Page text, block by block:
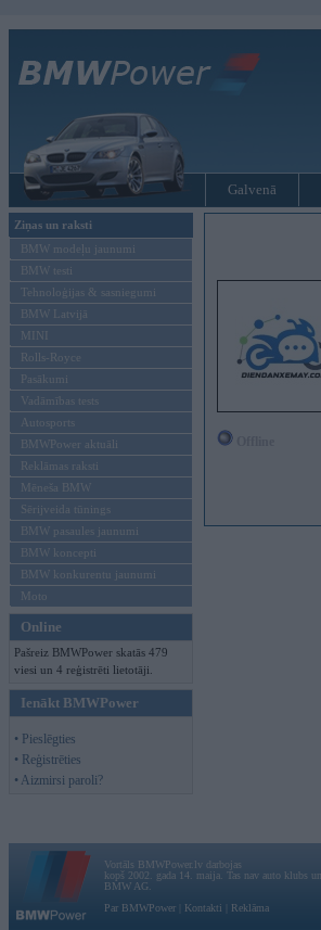
Galvenā
Ziņas un raksti
BMW modeļu jaunumi
BMW testi
Tehnoloģijas & sasniegumi
BMW Latvijā
MINI
Rolls-Royce
Pasākumi
Vadāmības tests
Autosports
BMWPower aktuāli
Reklāmas raksti
Mēneša BMW
Sērijveida tūnings
BMW pasaules jaunumi
BMW koncepti
BMW konkurentu jaunumi
Moto
Online
Pašreiz BMWPower skatās 479
viesi un 4 reģistrēti lietotāji.
Ienākt BMWPower
• Pieslēgties
• Reģistrēties
• Aizmirsi paroli?
Vortāls BMWPower.lv darbojas
kopš 2002. gada 14. maija. Tas nav auto klubs
BMW AG.
Par BMWPower
Kontakti Reklāma